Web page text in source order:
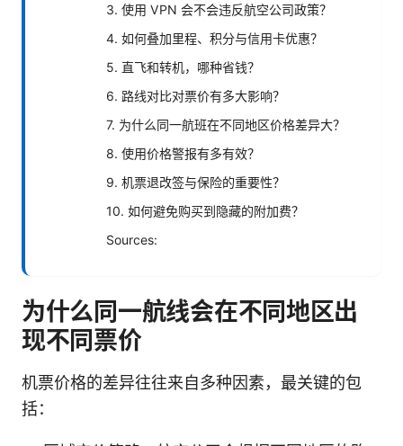
3. 使用 VPN 会不会违反航空公司政策？
4. 如何叠加里程、积分与信用卡优惠？
5. 直飞和转机，哪种省钱？
6. 路线对比对票价有多大影响？
7. 为什么同一航班在不同地区价格差异大？
8. 使用价格警报有多有效？
9. 机票退改签与保险的重要性？
10. 如何避免购买到隐藏的附加费？
Sources:
为什么同一航线会在不同地区出
现不同票价
机票价格的差异往往来自多种因素，最关键的包
括：